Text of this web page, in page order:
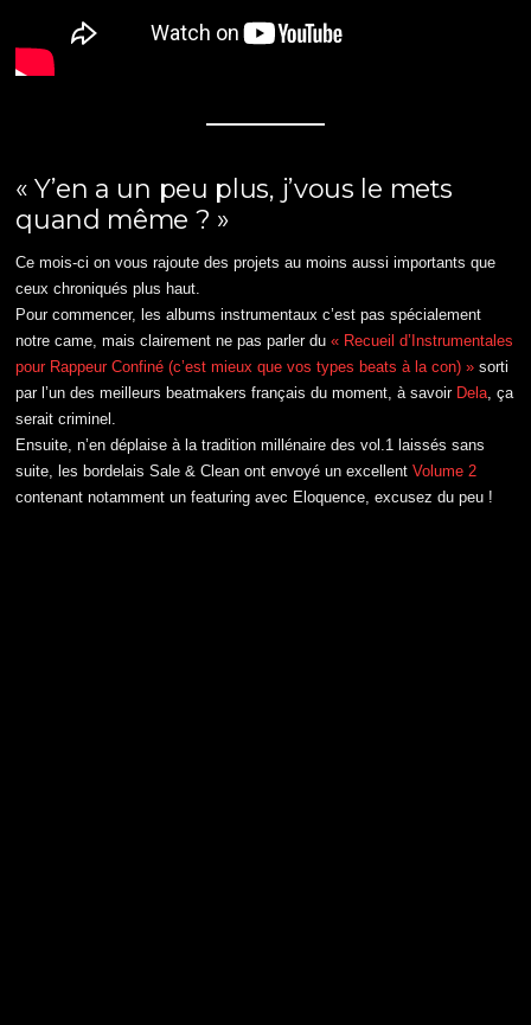
« Y’en a un peu plus, j’vous le mets
quand même ? »
Ce mois-ci on vous rajoute des projets au moins aussi importants que
ceux chroniqués plus haut.
Pour commencer, les albums instrumentaux c’est pas spécialement
notre came, mais clairement ne pas parler du« Recueil d’Instrumentales
pour Rappeur Confiné (c’est mieux que vos types beats à la con) » sorti
par l’un des meilleurs beatmakers français du moment, à savoir Dela , ça
serait criminel.
Ensuite, n’en déplaise à la tradition millénaire des vol.1 laissés sans
suite, les bordelais Sale & Clean ont envoyé un excellentVolume 2
contenant notamment un featuring avec Eloquence, excusez du peu !